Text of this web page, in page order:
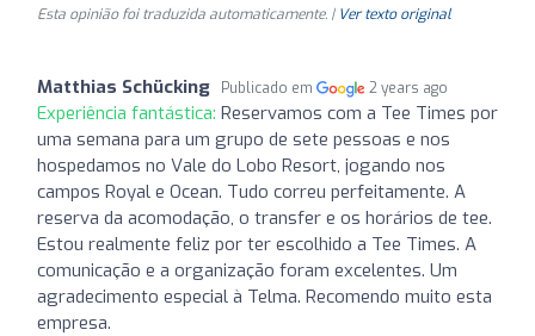
Esta opinião foi traduzida automaticamente. | Ver texto original
Matthias Schücking Publicado em 2 years ago
Experiência fantástica: Reservamos com a Tee Times por
uma semana para um grupo de sete pessoas e nos
hospedamos no Vale do Lobo Resort, jogando nos
campos Royal e Ocean. Tudo correu perfeitamente. A
reserva da acomodação, o transfer e os horários de tee.
Estou realmente feliz por ter escolhido a Tee Times. A
comunicação e a organização foram excelentes. Um
agradecimento especial à Telma. Recomendo muito esta
empresa.